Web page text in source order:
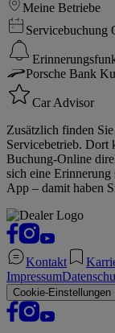
Meine Betriebe
Servicebuchung
Porsche Bank
Car Advisor
Zusätzlich finden
Servicebetrieb. Dort
Buchung-Online
sich eine
App – damit haben
Kontakt
Impressum
Cookie-Einstellungen